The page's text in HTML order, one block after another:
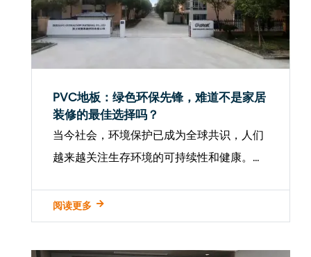
PVC地板：绿色环保先锋，难道不是家居
装修的最佳选择吗？
当今社会，环境保护已成为全球共识，人们
越来越关注生存环境的可持续性和健康。在
的装饰材料，其环保性能尤为重要。在众多
地板材料中，PVC地板以其突出的绿色环保
特性脱颖而出，成为家居装饰中一道亮丽的
阅读更多